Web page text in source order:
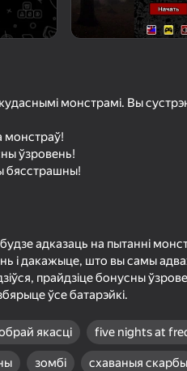
Рэйтынг
Ацэнка
монстрамі. Вы
монстраў!
ўзровень!
бясстрашны!
будзе адказаць на пытанні
і дакажыце, што вы самы
прайдзіце бонусны
ўсе батарэйкі.
якасці five nights at
зомбі схаваныя скарбы